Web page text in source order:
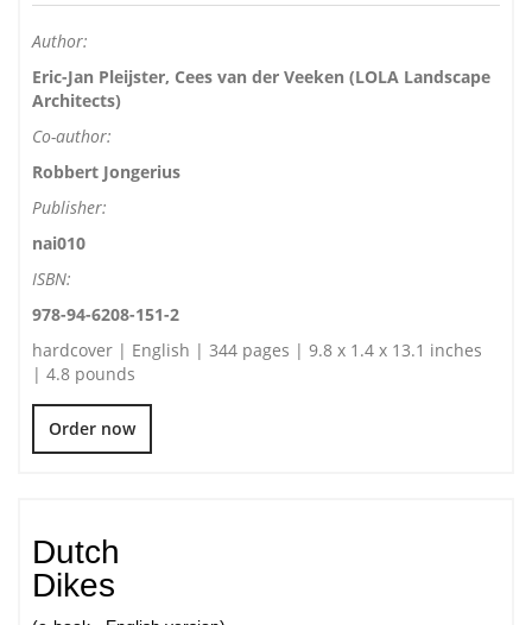
Author:
Eric-Jan Pleijster, Cees van der Veeken (LOLA Landscape
Architects)
Co-author:
Robbert Jongerius
Publisher:
nai010
ISBN:
978-94-6208-151-2
hardcover | English | 344 pages | 9.8 x 1.4 x 13.1 inches
| 4.8 pounds
Order now
Dutch
Dikes